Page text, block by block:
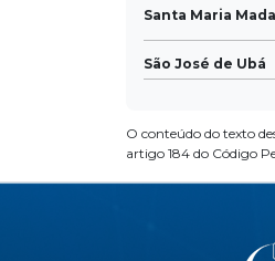
Santa Maria
São José de Ubá
O conteúdo do texto
artigo 184 do Código